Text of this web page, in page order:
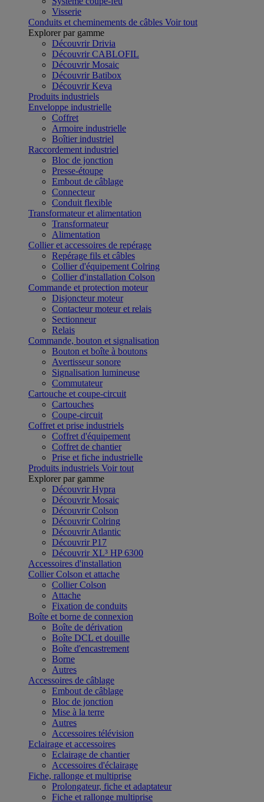
Visserie
Conduits et cheminements de câbles Voir tout
Explorer par gamme
Découvrir Drivia
Découvrir CABLOFIL
Découvrir Mosaic
Découvrir Batibox
Découvrir Keva
Produits industriels
Enveloppe industrielle
Coffret
Armoire industrielle
Boîtier industriel
Raccordement industriel
Bloc de jonction
Presse-étoupe
Embout de câblage
Connecteur
Conduit flexible
Transformateur et alimentation
Transformateur
Alimentation
Collier et accessoires de repérage
Repérage fils et câbles
Collier d'équipement Colring
Collier d'installation Colson
Commande et protection moteur
Disjoncteur moteur
Contacteur moteur et relais
Sectionneur
Relais
Commande, bouton et signalisation
Bouton et boîte à boutons
Avertisseur sonore
Signalisation lumineuse
Commutateur
Cartouche et coupe-circuit
Cartouches
Coupe-circuit
Coffret et prise industriels
Coffret d'équipement
Coffret de chantier
Prise et fiche industrielle
Produits industriels Voir tout
Explorer par gamme
Découvrir Hypra
Découvrir Mosaic
Découvrir Colson
Découvrir Colring
Découvrir Atlantic
Découvrir P17
Découvrir XL³ HP 6300
Accessoires d'installation
Collier Colson et attache
Collier Colson
Attache
Fixation de conduits
Boîte et borne de connexion
Boîte de dérivation
Boîte DCL et douille
Boîte d'encastrement
Borne
Autres
Accessoires de câblage
Embout de câblage
Bloc de jonction
Mise à la terre
Autres
Accessoires télévision
Eclairage et accessoires
Eclairage de chantier
Accessoires d'éclairage
Fiche, rallonge et multiprise
Prolongateur, fiche et adaptateur
Fiche et rallonge multiprise